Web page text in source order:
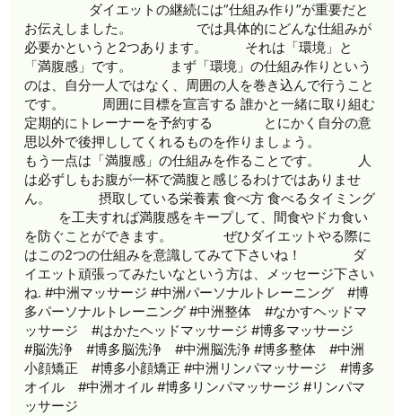
ㅤ ㅤㅤㅤㅤ ㅤㅤ ダイエットの継続には”仕組み作り”が重要だと
お伝えしました。 ㅤㅤ ㅤㅤ では具体的にどんな仕組みが
必要かというと2つあります。ㅤ ㅤ ㅤㅤㅤ それは「環境」と
「満腹感」です。 ㅤ ㅤㅤㅤㅤㅤ まず「環境」の仕組み作りという
のは、自分一人ではなく、周囲の人を巻き込んで行うこと
です。 ㅤㅤ ㅤㅤ 周囲に目標を宣言する 誰かと一緒に取り組む
定期的にトレーナーを予約する ㅤ ㅤㅤㅤ とにかく自分の意
思以外で後押ししてくれるものを作りましょう。 ㅤ ㅤㅤㅤ
もう一点は「満腹感」の仕組みを作ることです。 ㅤㅤ ㅤㅤ 人
は必ずしもお腹が一杯で満腹と感じるわけではありませ
ん。 ㅤㅤ ㅤㅤ 摂取している栄養素 食べ方 食べるタイミング
ㅤ ㅤㅤㅤ を工夫すれば満腹感をキープして、間食やドカ食い
を防ぐことができます。 ㅤㅤㅤㅤ ぜひダイエットやる際に
はこの2つの仕組みを意識してみて下さいね！ㅤㅤ ㅤ ㅤㅤㅤ ダ
イエット頑張ってみたいなという方は、メッセージ下さい
ね. #中洲マッサージ #中洲パーソナルトレーニング #博
多パーソナルトレーニング #中洲整体 #なかすヘッドマ
ッサージ #はかたヘッドマッサージ #博多マッサージ
#脳洗浄 #博多脳洗浄 #中洲脳洗浄 #博多整体 #中洲
小顔矯正 #博多小顔矯正 #中洲リンパマッサージ #博多
オイル #中洲オイル #博多リンパマッサージ #リンパマ
ッサージ